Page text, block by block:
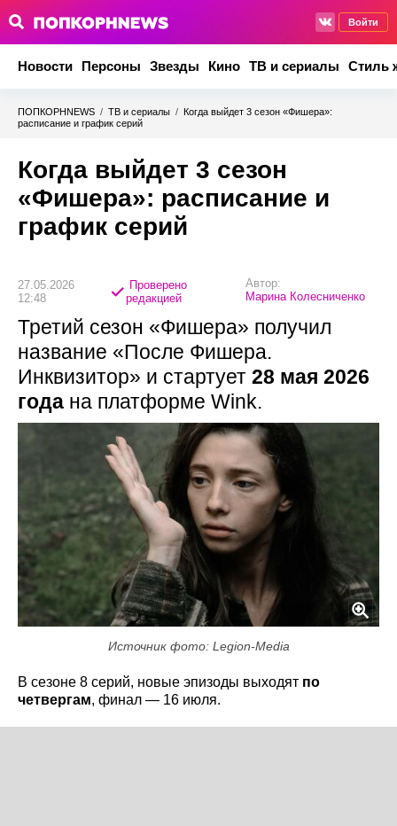
Войти
Новости Персоны Звезды Кино ТВ и сериалы Стиль
ПОПКОРНNEWS / ТВ и сериалы / Когда выйдет 3 сезон «Фишера»:
расписание и график серий
Когда выйдет 3 сезон
«Фишера»: расписание и
график серий
27.05.2026
12:48
Проверено
редакцией
Автор:
Марина Колесниченко
Третий сезон «Фишера» получил
название «После Фишера.
Инквизитор» и стартует 28 мая 2026
года на платформе Wink.
Источник фото: Legion-Media
В сезоне 8 серий, новые эпизоды выходят по
четвергам, финал — 16 июля.